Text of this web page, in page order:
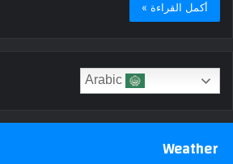
أكمل القراءة »
Weather